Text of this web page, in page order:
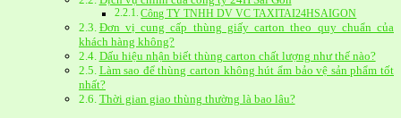
Công TY TNHH DV VC TAXITAI24HSAIGON
Đơn vị cung cấp thùng giấy carton theo quy chuẩn của
khách hàng không?
Dấu hiệu nhận biết thùng carton chất lượng như thế nào?
Làm sao để thùng carton không hút ẩm bảo vệ sản phẩm tốt
nhất?
Thời gian giao thùng thường là bao lâu?